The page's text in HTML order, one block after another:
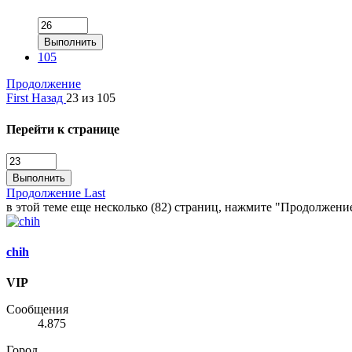
Выполнить
105
Продолжение
First Назад 23 из 105
Перейти к странице
Выполнить
Продолжение Last
в этой теме еще несколько (82) страниц, нажмите
chih
VIP
Сообщения
4.875